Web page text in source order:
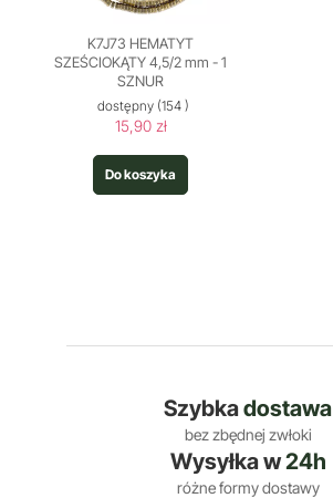
K7J73 HEMATYT
SZEŚCIOKĄTY 4,5/2 mm - 1
SZNUR
dostępny (154 )
15,90 zł
Do koszyka
Szybkadostawa
bez zbędnej zwłoki
Wysyłka w24h
różne formy dostawy